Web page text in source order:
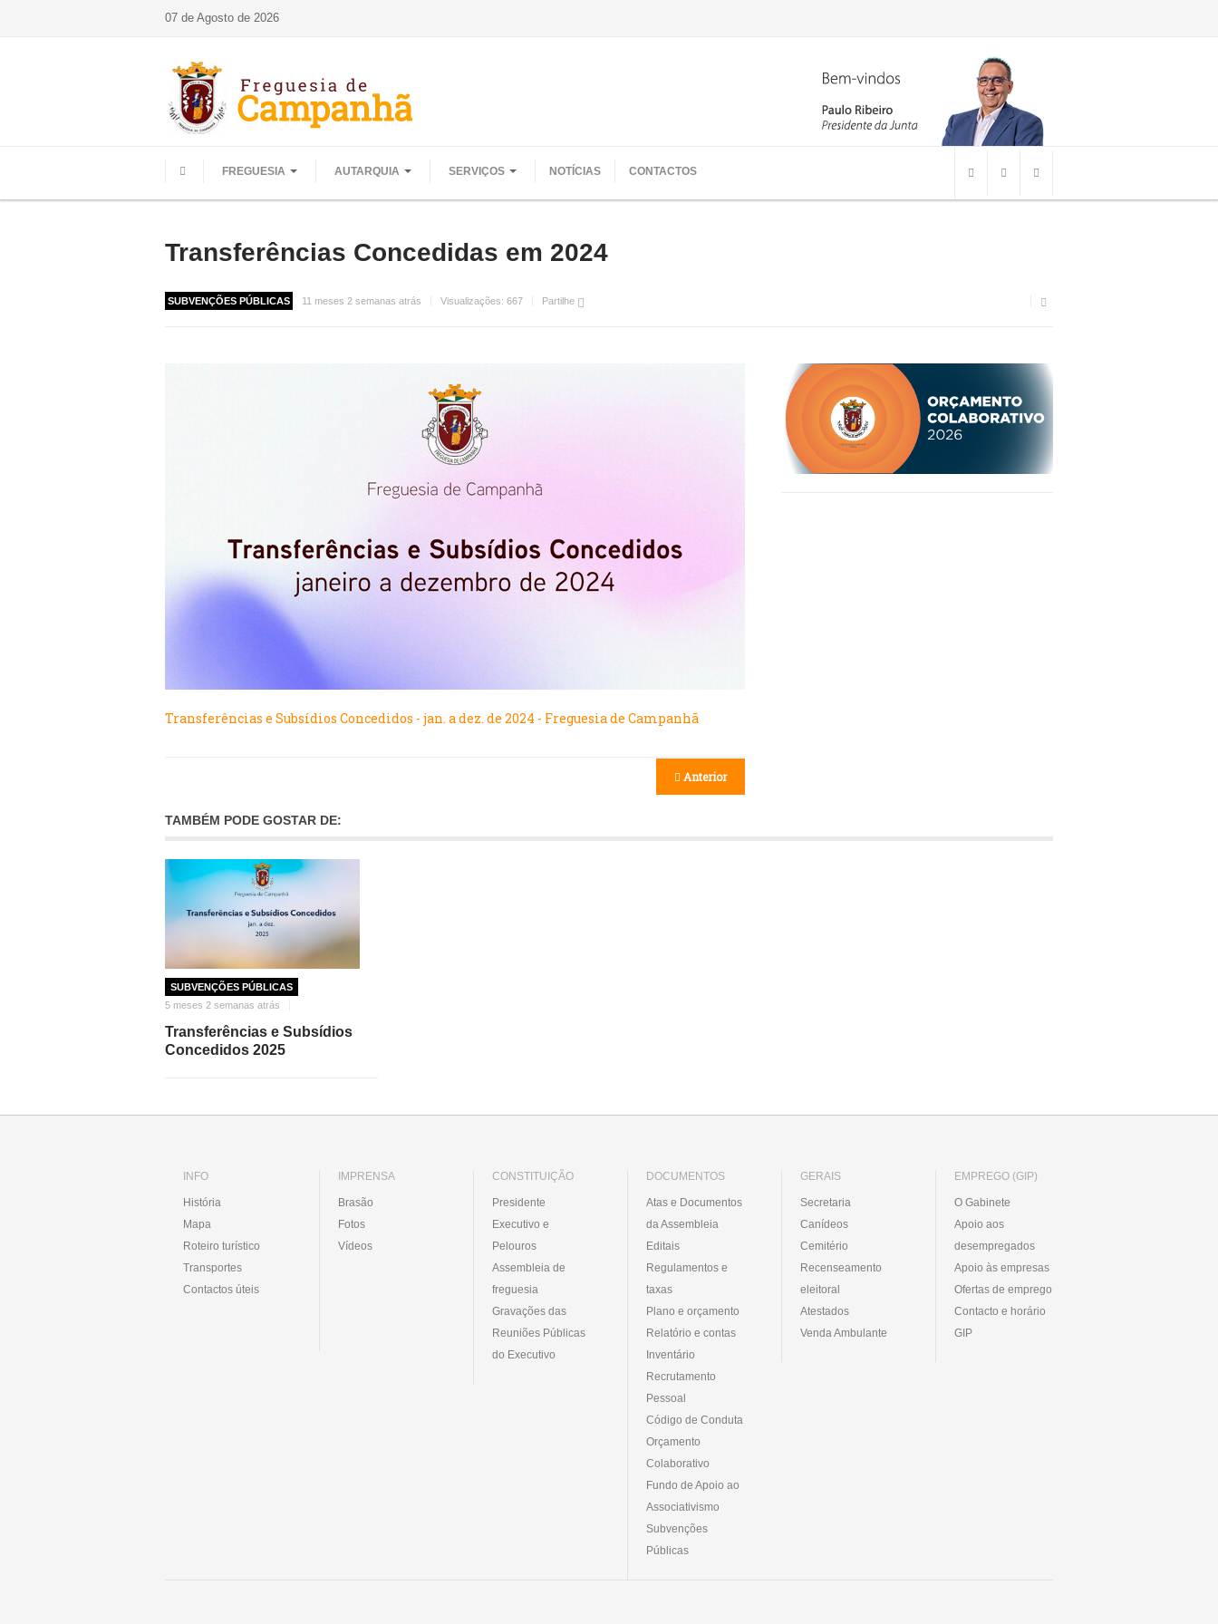
07 de Agosto de 2026
FREGUESIA AUTARQUIA SERVIÇOS NOTÍCIAS CONTACTOS
Transferências Concedidas em 2024
SUBVENÇÕES PÚBLICAS 11 meses 2 semanas atrás Visualizações: 667 Partilhe
Transferências e Subsídios Concedidos - jan. a dez. de 2024 - Freguesia de Campanhã
Anterior
TAMBÉM PODE GOSTAR DE:
SUBVENÇÕES PÚBLICAS
5 meses 2 semanas atrás
Transferências e Subsídios
Concedidos 2025
INFO
História
Mapa
Roteiro turístico
Transportes
Contactos úteis
IMPRENSA
Brasão
Fotos
Vídeos
CONSTITUIÇÃO
Presidente
Executivo e
Pelouros
Assembleia de
freguesia
Gravações das
Reuniões Públicas
do Executivo
DOCUMENTOS
Atas e Documentos
da Assembleia
Editais
Regulamentos e
taxas
Plano e orçamento
Relatório e contas
Inventário
Recrutamento
Pessoal
Código de Conduta
Orçamento
Colaborativo
Fundo de Apoio ao
Associativismo
Subvenções
Públicas
GERAIS
Secretaria
Canídeos
Cemitério
Recenseamento
eleitoral
Atestados
Venda Ambulante
EMPREGO (GIP)
O Gabinete
Apoio aos
desempregados
Apoio às empresas
Ofertas de emprego
Contacto e horário
GIP